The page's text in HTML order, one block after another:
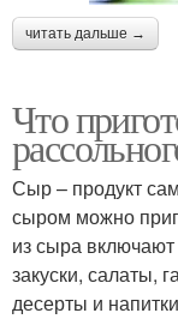
читать дальше →
Что
Сыр – продукт
сыром можно
из сыра
закуски, салаты,
десерты и